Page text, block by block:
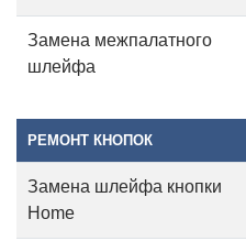
Замена межпалатного
шлейфа
РЕМОНТ КНОПОК
Замена шлейфа кнопки
Home